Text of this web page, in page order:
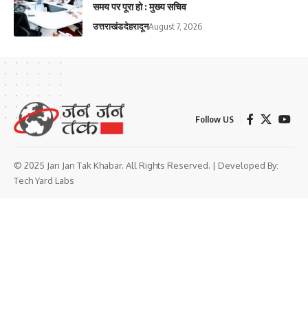
समय पर पूरा हो : मुख्य सचिव
उत्तराखंडदेहरादूनAugust 7, 2026
Follow US
© 2025 Jan Jan Tak Khabar. All Rights Reserved. | Developed By:
Tech Yard Labs